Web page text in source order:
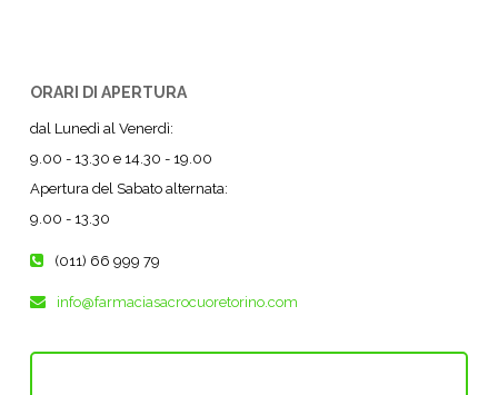
ORARI DI APERTURA
dal Lunedì al Venerdì:
9.00 - 13.30 e 14.30 - 19.00
Apertura del Sabato alternata:
9.00 - 13.30
(011) 66 999 79
info@farmaciasacrocuoretorino.com